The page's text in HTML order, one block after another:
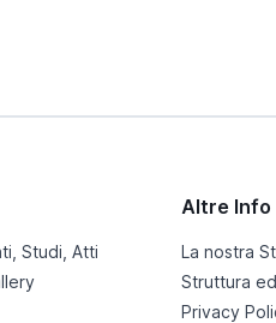
Studi, Atti
Altre Info
La nostra
Struttura
Privacy